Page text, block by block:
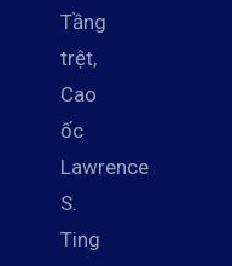
Tầng
trệt,
Cao
ốc
Lawrence
S.
Ting